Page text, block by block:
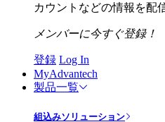
カウントなどの情報を配
メンバーに今すぐ登録！
登録 Log In
MyAdvantech
製品一覧
組込みソリューション